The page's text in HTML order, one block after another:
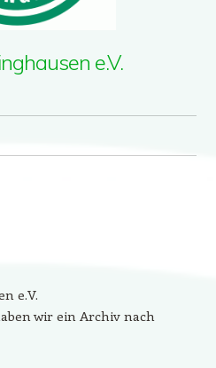
e.V.
e.V.
wir ein Archiv nach